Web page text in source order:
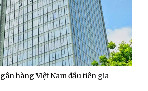
hàng Việt Nam đầu tiên gia